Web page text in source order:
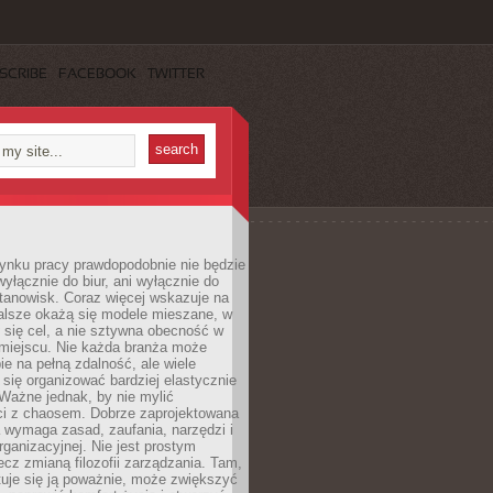
FACEBOOK TWITTER
pracy prawdopodobnie nie będzie
do biur, ani wyłącznie do
Coraz więcej wskazuje na
okażą się modele mieszane, w
się cel, a nie sztywna obecność w
Nie każda branża może
na pełną zdalność, ale wiele
się organizować bardziej elastycznie
jednak, by nie mylić
z chaosem. Dobrze zaprojektowana
wymaga zasad, zaufania, narzędzi i
Nie jest prostym
zmianą filozofii zarządzania. Tam,
się ją poważnie, może zwiększyć